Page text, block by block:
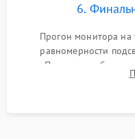
6.
Прогон монитора на
равномерности
Проверка
DisplayPort, VGA) и